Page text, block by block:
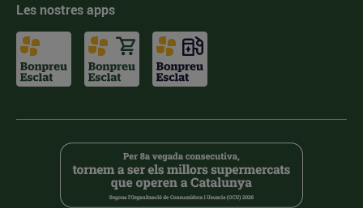
Les nostres apps